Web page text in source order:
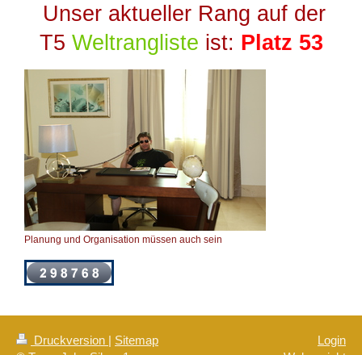
Unser aktueller Rang auf der
T5 Weltrangliste ist: Platz 53
Planung und Organisation müssen auch sein
Druckversion | Sitemap
Login